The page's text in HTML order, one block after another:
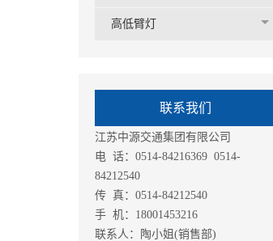
高低臂灯
联系我们
江苏中源交通集团有限公司
电 话：0514-84216369 0514-
84212540
传 真：0514-84212540
手 机：18001453216
联系人：陶小姐(销售部)